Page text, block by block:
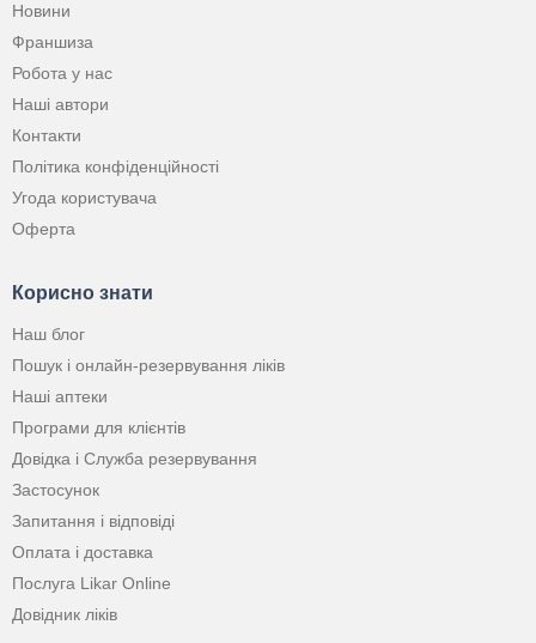
Новини
Франшиза
Робота у нас
Наші автори
Контакти
Політика конфіденційності
Угода користувача
Оферта
Корисно знати
Наш блог
Пошук і онлайн-резервування ліків
Наші аптеки
Програми для клієнтів
Довідка і Служба резервування
Застосунок
Запитання і відповіді
Оплата і доставка
Послуга Likar Online
Довідник ліків